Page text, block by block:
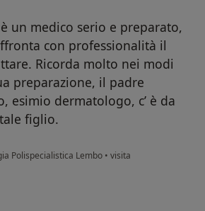
un medico serio e preparato,
con professionalità il
Ricorda molto nei modi
preparazione, il padre
esimio dermatologo, c’ è da
figlio.
Polispecialistica Lembo • visita
Daniela Bernard